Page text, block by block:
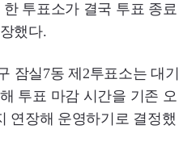
투표소가 결국 투표 종료
했다.
잠실7동 제2투표소는 대기
투표 마감 시간을 기존 오
연장해 운영하기로 결정했